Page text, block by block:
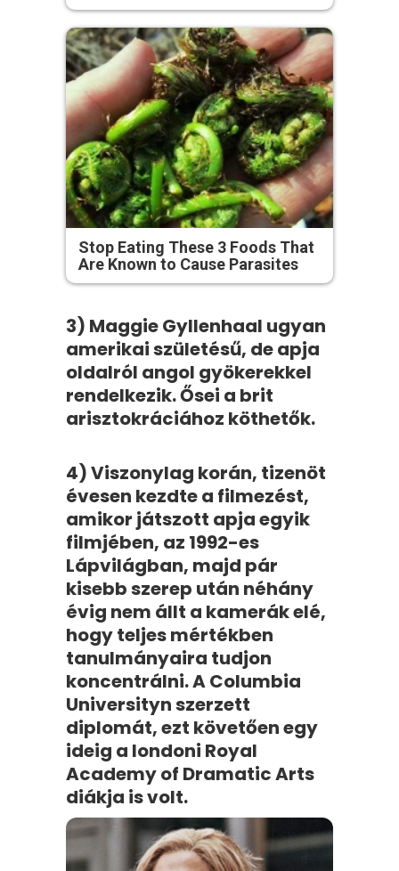
Stop Eating These 3 Foods That
Are Known to Cause Parasites
3) Maggie Gyllenhaal ugyan
amerikai születésű, de apja
oldalról angol gyökerekkel
rendelkezik. Ősei a brit
arisztokráciához köthetők.
4) Viszonylag korán, tizenöt
évesen kezdte a filmezést,
amikor játszott apja egyik
filmjében, az 1992-es
Lápvilágban, majd pár
kisebb szerep után néhány
évig nem állt a kamerák elé,
hogy teljes mértékben
tanulmányaira tudjon
koncentrálni. A Columbia
Universityn szerzett
diplomát, ezt követően egy
ideig a londoni Royal
Academy of Dramatic Arts
diákja is volt.